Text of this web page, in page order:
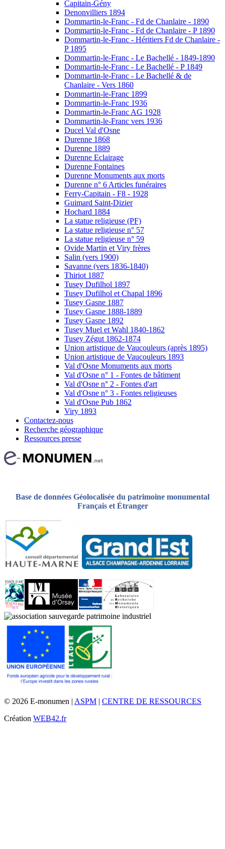
Capitain-Gény
Denonvilliers 1894
Dommartin-le-Franc - Fd de Chanlaire - 1890
Dommartin-le-Franc - Fd de Chanlaire - P 1890
Dommartin-le-Franc - Héritiers Fd de Chanlaire -
P 1895
Dommartin-le-Franc - Le Bachellé - 1849-1890
Dommartin-le-Franc - Le Bachellé - P 1849
Dommartin-le-Franc - Le Bachellé & de
Chanlaire - Vers 1860
Dommartin-le-Franc 1899
Dommartin-le-Franc 1936
Dommartin-le-Franc AG 1928
Dommartin-le-Franc vers 1936
Ducel Val d'Osne
Durenne 1868
Durenne 1889
Durenne Eclairage
Durenne Fontaines
Durenne Monuments aux morts
Durenne n° 6 Articles funéraires
Ferry-Capitain - F8 - 1928
Guimard Saint-Dizier
Hochard 1884
La statue religieuse (PF)
La statue religieuse n° 57
La statue religieuse n° 59
Ovide Martin et Viry frères
Salin (vers 1900)
Savanne (vers 1836-1840)
Thiriot 1887
Tusey Dufilhol 1897
Tusey Dufilhol et Chapal 1896
Tusey Gasne 1887
Tusey Gasne 1888-1889
Tusey Gasne 1892
Tusey Muel et Wahl 1840-1862
Tusey Zégut 1862-1874
Union artistique de Vaucouleurs (après 1895)
Union artistique de Vaucouleurs 1893
Val d'Osne Monuments aux morts
Val d'Osne n° 1 - Fontes de bâtiment
Val d'Osne n° 2 - Fontes d'art
Val d'Osne n° 3 - Fontes religieuses
Val d'Osne Pub 1862
Viry 1893
Contactez-nous
Recherche géographique
Ressources presse
Base de données Géolocalisée du patrimoine monumental
Français et Étranger
© 2026 E-monumen | ASPM | CENTRE DE RESSOURCES
Création WEB42.fr